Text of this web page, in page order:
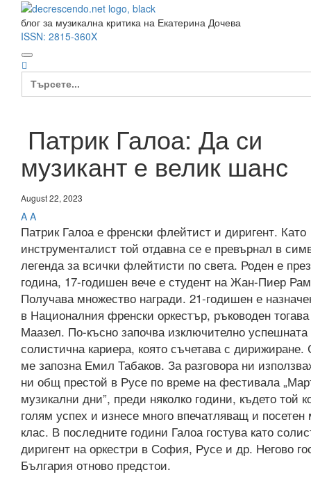
блог за музикална критика на Екатерина Дочева
ISSN: 2815-360X
Search
for:
Патрик Галоа: Да си
музикант е велик шанс
August 22, 2023
A A
Патрик Галоа е френски флейтист и диригент. Като
инструменталист той отдавна се е превърнал в
легенда за всички флейтисти по света. Роден е
година, 17-годишен вече е студент на Жан-Пиер
Получава множество награди. 21-годишен е
в Националния френски оркестър, ръководен
Маазел. По-късно започва изключително
солистична кариера, която съчетава с дирижиране.
ме запозна Емил Табаков. За разговора ни
ни общ престой в Русе по време на фестивала
музикални дни”, преди няколко години, където той
голям успех и изнесе много впечатляващ и посетен
клас. В последните години Галоа гостува като
диригент на оркестри в София, Русе и др. Негово
България отново предстои.